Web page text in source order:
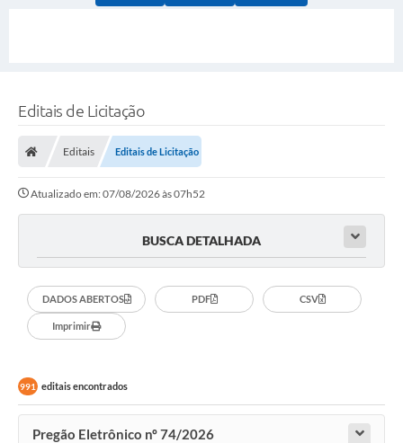
Editais de Licitação
Editais Editais de Licitação
Atualizado em: 07/08/2026 às 07h52
BUSCA DETALHADA
DADOS ABERTOS PDF CSV
Imprimir
991 editais encontrados
Pregão Eletrônico nº 74/2026